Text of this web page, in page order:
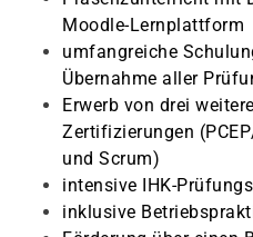
Moodle-Lernplattform
umfangreiche
Übernahme aller
Erwerb von drei
Zertifizierungen
und Scrum)
intensive IHK-
inklusive